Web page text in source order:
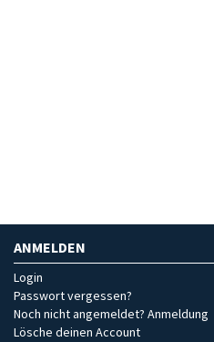
ANMELDEN
Login
Passwort vergessen?
Noch nicht angemeldet? Anmeldung
Lösche deinen Account